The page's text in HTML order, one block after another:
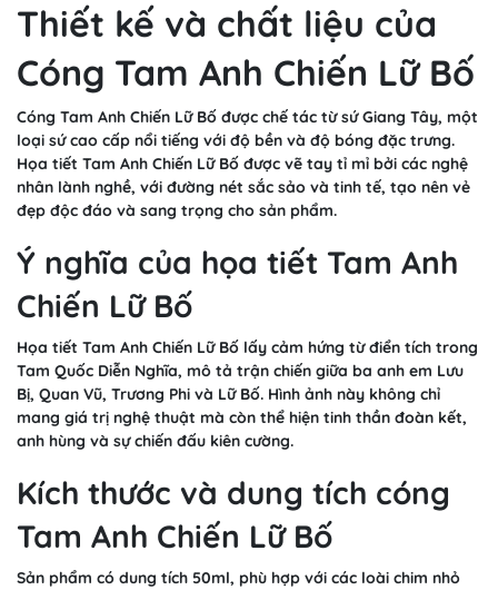
Thiết kế và chất liệu của
Cóng Tam Anh Chiến Lữ Bố
Cóng Tam Anh Chiến Lữ Bố được chế tác từ sứ Giang Tây, một
loại sứ cao cấp nổi tiếng với độ bền và độ bóng đặc trưng.
Họa tiết Tam Anh Chiến Lữ Bố được vẽ tay tỉ mỉ bởi các nghệ
nhân lành nghề, với đường nét sắc sảo và tinh tế, tạo nên vẻ
đẹp độc đáo và sang trọng cho sản phẩm.
Ý nghĩa của họa tiết Tam Anh
Chiến Lữ Bố
Họa tiết Tam Anh Chiến Lữ Bố lấy cảm hứng từ điển tích trong
Tam Quốc Diễn Nghĩa, mô tả trận chiến giữa ba anh em Lưu
Bị, Quan Vũ, Trương Phi và Lữ Bố. Hình ảnh này không chỉ
mang giá trị nghệ thuật mà còn thể hiện tinh thần đoàn kết,
anh hùng và sự chiến đấu kiên cường.
Kích thước và dung tích cóng
Tam Anh Chiến Lữ Bố
Sản phẩm có dung tích 50ml, phù hợp với các loài chim nhỏ